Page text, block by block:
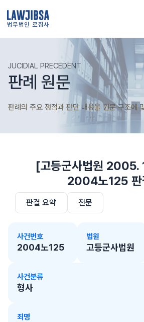
법무법인 로집사
JUCIDIAL PRECEDENT
판례 원문
판례의 주요 쟁점과 판단 내용을 원문 구조에
[고등군사법원 2005.
2004노125
판결 요약 전문
사건번호
2004노125
법원
고등군사법원
사건분류
형사
죄명